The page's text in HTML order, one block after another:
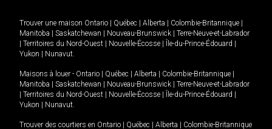
Trouver une maison Ontario Québec Alberta Colombie-Britannique
Manitoba
Saskatchewan Nouveau-Brunswick
Terre-Neuve-et-Labrador
Territoires du Nord-Ouest Nouvelle-Écosse Île-du-Prince-Édouard
Yukon
Nunavut.
Maisons à louer - Ontario Québec Alberta Colombie-Britannique
Manitoba
Saskatchewan Nouveau-Brunswick
Terre-Neuve-et-Labrador
Territoires du Nord-Ouest Nouvelle-Écosse Île-du-Prince-Édouard
Yukon
Nunavut.
Trouver des courtiers en Ontario Québec Alberta
Colombie-Britannique